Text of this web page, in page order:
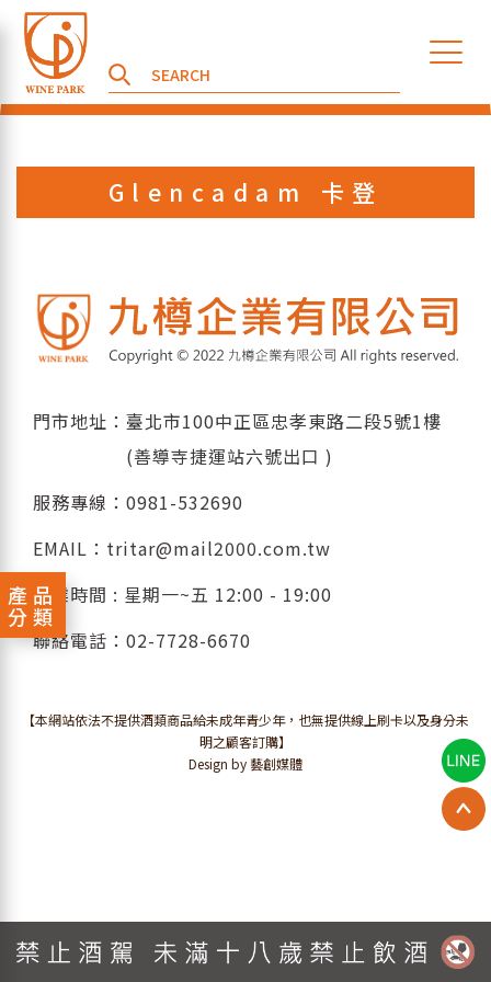
產品
分類
Glencadam 卡登
門市地址：臺北市100中正區忠孝東路二段5號1樓
(善導寺捷運站六號出口 )
服務專線： 0981-532690
EMAIL： tritar@mail2000.com.tw
營業時間 : 星期一~五 12:00 - 19:00
聯絡電話： 02-7728-6670
【本網站依法不提供酒類商品給未成年青少年，也無提供線上刷卡以及身分未
明之顧客訂購】
Design by 藝創媒體